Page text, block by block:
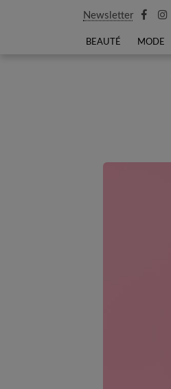
Newsletter
BEAUTÉ MODE